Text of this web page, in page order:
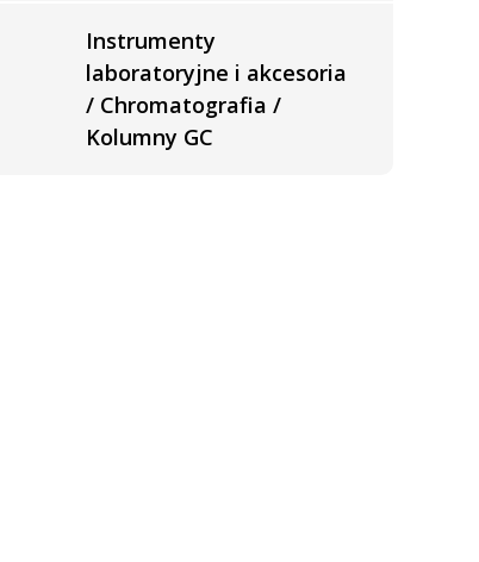
Instrumenty
laboratoryjne i akcesoria
/ Chromatografia /
Kolumny GC